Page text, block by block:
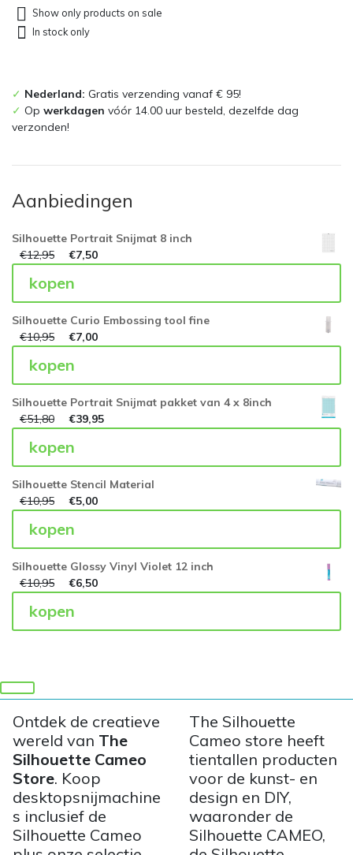
Show only products on sale
In stock only
✓ Nederland: Gratis verzending vanaf € 95!
✓ Op werkdagen vóór 14.00 uur besteld, dezelfde dag
verzonden!
Aanbiedingen
Silhouette Portrait Snijmat 8 inch
€12,95 €7,50
kopen
Silhouette Curio Embossing tool fine
€10,95 €7,00
kopen
Silhouette Portrait Snijmat pakket van 4 x 8inch
€51,80 €39,95
kopen
Silhouette Stencil Material
€10,95 €5,00
kopen
Silhouette Glossy Vinyl Violet 12 inch
€10,95 €6,50
kopen
Ontdek de creatieve
wereld van The
Silhouette Cameo
Store. Koop
desktopsnijmachine
s inclusief de
Silhouette Cameo
The Silhouette
Cameo store heeft
tientallen producten
voor de kunst- en
design en DIY,
waaronder de
Silhouette CAMEO,